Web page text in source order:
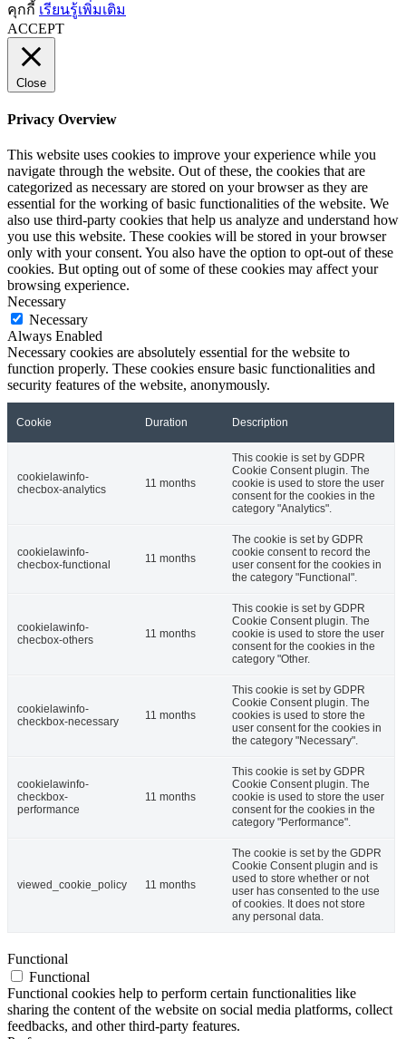
คุกกี้ เรียนรู้เพิ่มเติม
ACCEPT
Close
Privacy Overview
This website uses cookies to improve your experience while you
navigate through the website. Out of these, the cookies that are
categorized as necessary are stored on your browser as they are
essential for the working of basic functionalities of the website. We
also use third-party cookies that help us analyze and understand how
you use this website. These cookies will be stored in your browser
only with your consent. You also have the option to opt-out of these
cookies. But opting out of some of these cookies may affect your
browsing experience.
Necessary
Necessary
Always Enabled
Necessary cookies are absolutely essential for the website to
function properly. These cookies ensure basic functionalities and
security features of the website, anonymously.
Cookie Duration Description
cookielawinfo-
checbox-analytics
11 months
This cookie is set by GDPR
Cookie Consent plugin. The
cookie is used to store the user
consent for the cookies in the
category "Analytics".
cookielawinfo-
checbox-functional
11 months
The cookie is set by GDPR
cookie consent to record the
user consent for the cookies in
the category "Functional".
cookielawinfo-
checbox-others
11 months
This cookie is set by GDPR
Cookie Consent plugin. The
cookie is used to store the user
consent for the cookies in the
category "Other.
cookielawinfo-
checkbox-necessary
11 months
This cookie is set by GDPR
Cookie Consent plugin. The
cookies is used to store the
user consent for the cookies in
the category "Necessary".
cookielawinfo-
checkbox-
performance
11 months
This cookie is set by GDPR
Cookie Consent plugin. The
cookie is used to store the user
consent for the cookies in the
category "Performance".
viewed_cookie_policy 11 months
The cookie is set by the GDPR
Cookie Consent plugin and is
used to store whether or not
user has consented to the use
of cookies. It does not store
any personal data.
Functional
Functional
Functional cookies help to perform certain functionalities like
sharing the content of the website on social media platforms, collect
feedbacks, and other third-party features.